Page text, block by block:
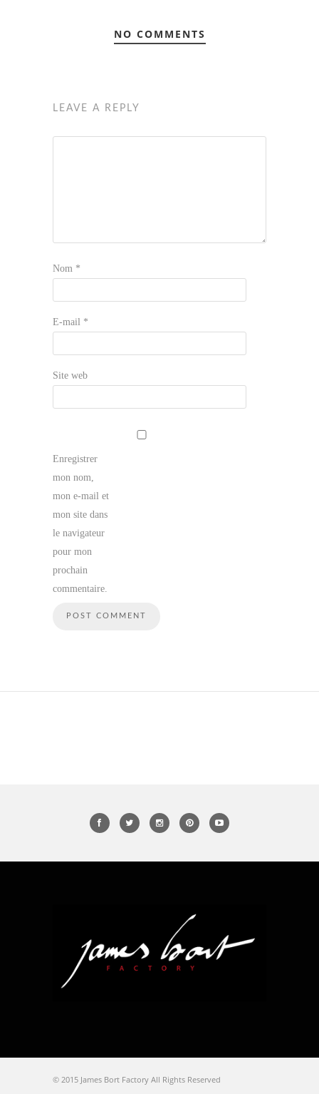
NO COMMENTS
LEAVE A REPLY
Nom *
E-mail *
Site web
Enregistrer
mon nom,
mon e-mail et
mon site dans
le navigateur
pour mon
prochain
commentaire.
© 2015 James Bort Factory All Rights Reserved